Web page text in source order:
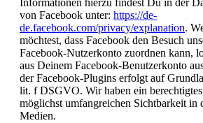
Informationen hierzu findest Du in der
von Facebook unter: https://de-
de.facebook.com/privacy/explanation.
möchtest, dass Facebook den Besuch
Facebook-Nutzerkonto zuordnen kann,
aus Deinem Facebook-Benutzerkonto
der Facebook-Plugins erfolgt auf
lit. f DSGVO. Wir haben ein berechtigtes
möglichst umfangreichen Sichtbarkeit in
Medien.